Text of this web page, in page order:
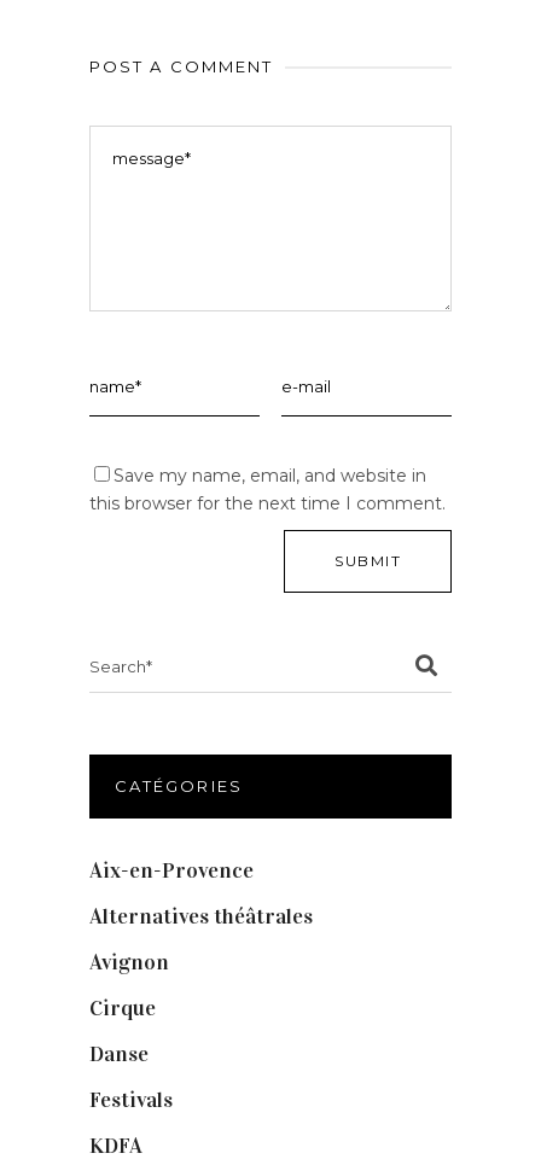
POST A COMMENT
Save my name, email, and website in
this browser for the next time I comment.
CATÉGORIES
Aix-en-Provence
Alternatives théâtrales
Avignon
Cirque
Danse
Festivals
KDFA